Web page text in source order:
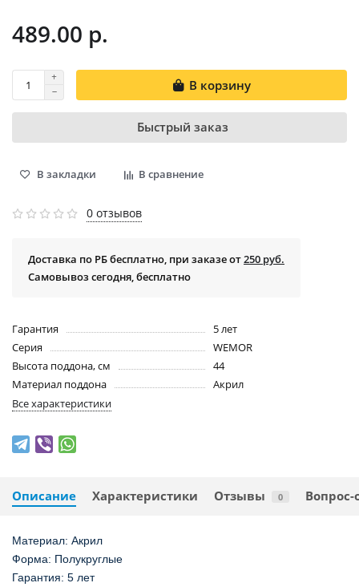
489.00 р.
В корзину
Быстрый заказ
В закладки В сравнение
0 отзывов
Доставка по РБ бесплатно, при заказе от250 руб.
Самовывоз сегодня, бесплатно
Гарантия
5 лет
Серия
WEMOR
Высота поддона, см
44
Материал поддона
Акрил
Все характеристики
Описание Характеристики Отзывы 0 Вопрос-
Материал: Акрил
Форма: Полукруглые
Гарантия: 5 лет